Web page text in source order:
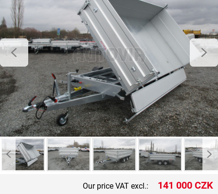
Our price VAT excl.: 141 000 CZK